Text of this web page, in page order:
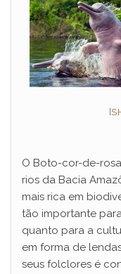
O Boto-cor-de-
rios da Bacia
mais rica em
tão importante
quanto para a
em forma de
seus folclores é